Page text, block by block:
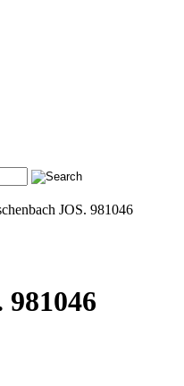
JOS. 981046
981046